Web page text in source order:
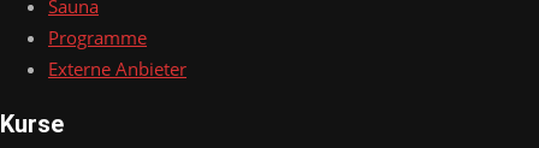
Sauna
Programme
Externe Anbieter
Kurse